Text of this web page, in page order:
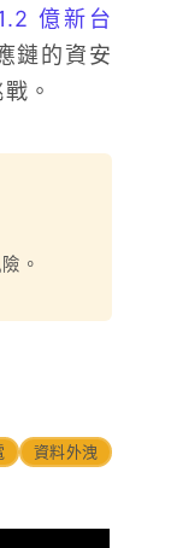
億新台
鏈的資安
。
。
資料外洩